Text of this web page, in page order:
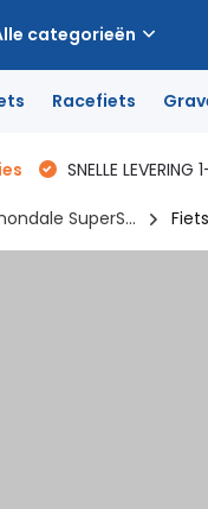
categorieën
Racefiets
SNELLE
SuperS...